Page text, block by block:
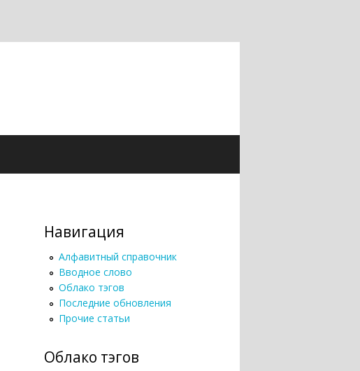
Навигация
Алфавитный справочник
Вводное слово
Облако тэгов
Последние обновления
Прочие статьи
Облако тэгов